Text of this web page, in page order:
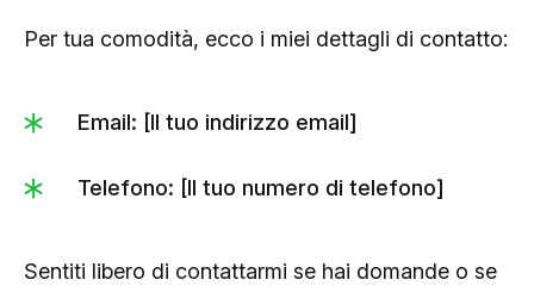
Per tua comodità, ecco i miei dettagli di contatto:
Email: [Il tuo indirizzo email]
Telefono: [Il tuo numero di telefono]
Sentiti libero di contattarmi se hai domande o se